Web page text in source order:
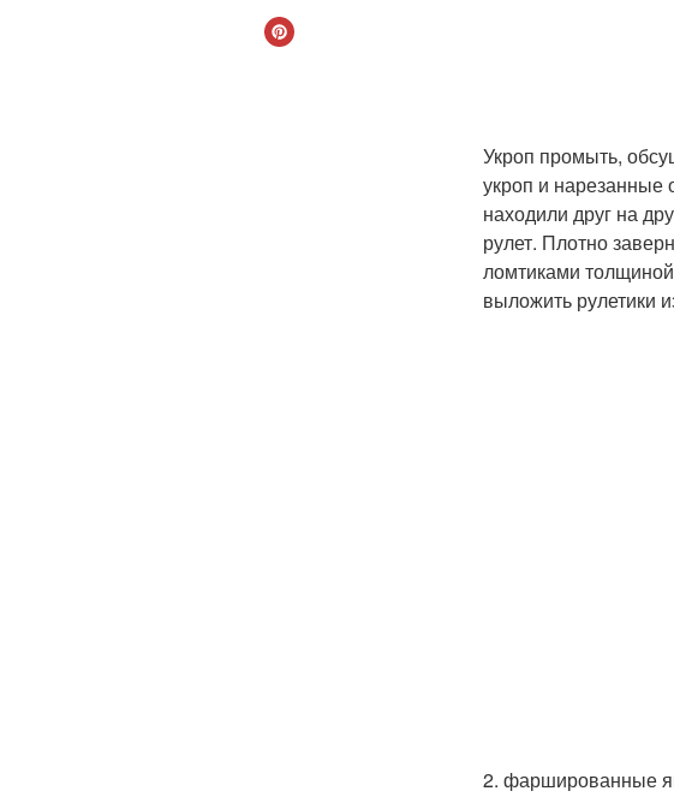
Укроп промыть,
укроп и нарезанные
находили друг на
рулет. Плотно
ломтиками
выложить рулетики
2. фаршированные